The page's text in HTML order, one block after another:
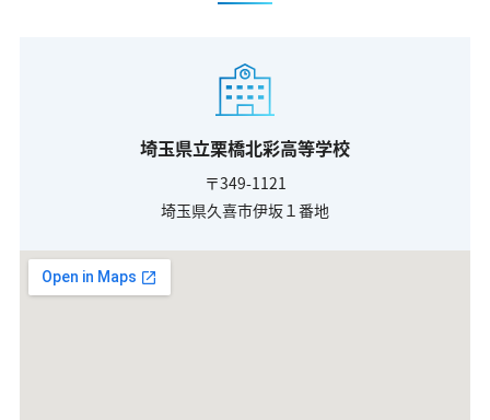
埼玉県立栗橋北彩高等学校
〒349-1121
埼玉県久喜市伊坂１番地